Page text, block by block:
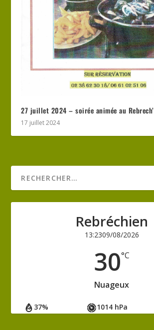
27 juillet 2024 – soirée animée au Rebrech’
17 juillet 2024
Rebréchien
13:2309/08/2026
30°C
Nuageux
37% 1014 hPa